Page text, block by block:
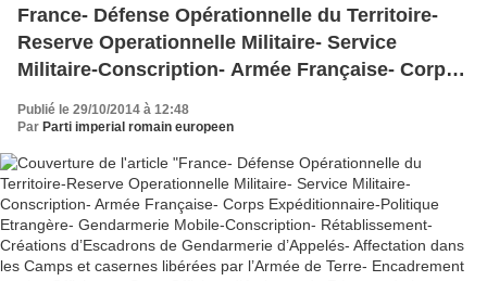
France- Défense Opérationnelle du Territoire-
Reserve Operationnelle Militaire- Service
Militaire-Conscription- Armée Française- Corps
Gendarmerie Mobile-Conscription-
Gendarmerie d’Appelés- Affectation dans les
Camps et casernes libérées par l’Armée de
Terre- Encadrement par les Officiers et Sous-
Officiers d’Active et de Réserve de la
Publié le 29/10/2014 à 12:48
Par Parti imperial romain europeen